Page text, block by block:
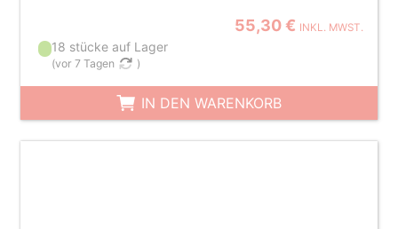
55,30 € INKL. MWST.
18 stücke auf Lager
(vor 7 Tagen )
IN DEN WARENKORB